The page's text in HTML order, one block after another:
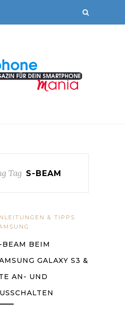
Tag S-BEAM
& TIPPS
BEAM BEIM
GALAXY S3 &
AN- UND